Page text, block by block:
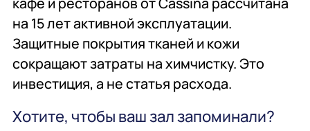
на 15 лет активной эксплуатации.
Защитные покрытия тканей и кожи
сокращают затраты на химчистку. Это
инвестиция, а не статья расхода.
Хотите, чтобы ваш зал запоминали?